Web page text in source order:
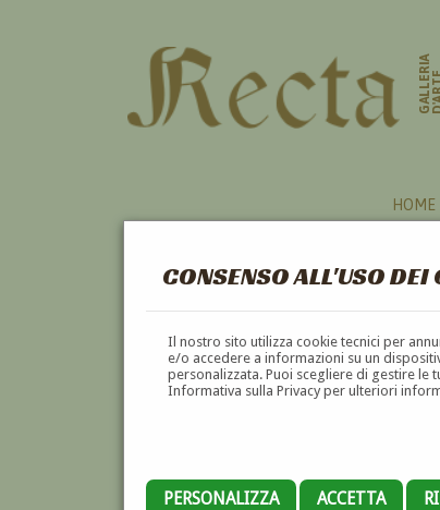
CONSENSO ALL'USO DEI
Il nostro sito utilizza cookie tecnici per
e/o accedere a informazioni su un
personalizzata. Puoi scegliere di gestire le
Informativa sulla Privacy per ulteriori
PERSONALIZZA ACCETTA
GALLERIA
HOME
ALBERTO BOSCHETTI